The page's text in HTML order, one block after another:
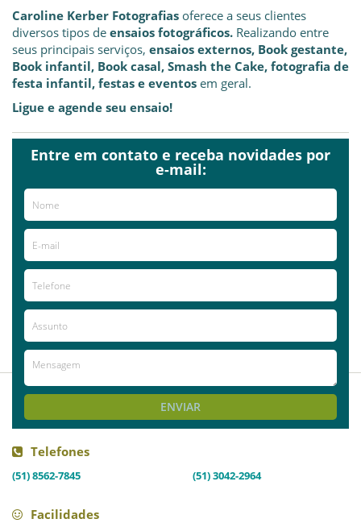
Caroline Kerber Fotografias oferece a seus clientes
diversos tipos de ensaios fotográficos. Realizando entre
seus principais serviços, ensaios externos, Book gestante,
Book infantil, Book casal, Smash the Cake, fotografia de
festa infantil, festas e eventos em geral.
Ligue e agende seu ensaio!
Já visitou este local?aproveite e deixe sua avaliação!
Avaliações
Priscilla
Rodrigues
2016-02-15
Lindas fotos!
Entre em contato e receba novidades por
e-mail:
ENVIAR
Telefones
(51) 8562-7845 (51) 3042-2964
Facilidades